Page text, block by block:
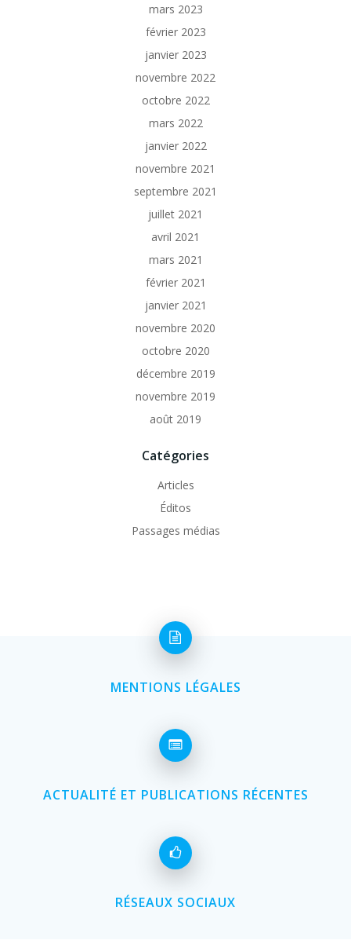
mars 2023
février 2023
janvier 2023
novembre 2022
octobre 2022
mars 2022
janvier 2022
novembre 2021
septembre 2021
juillet 2021
avril 2021
mars 2021
février 2021
janvier 2021
novembre 2020
octobre 2020
décembre 2019
novembre 2019
août 2019
Catégories
Articles
Éditos
Passages médias
MENTIONS LÉGALES
ACTUALITÉ ET PUBLICATIONS RÉCENTES
RÉSEAUX SOCIAUX